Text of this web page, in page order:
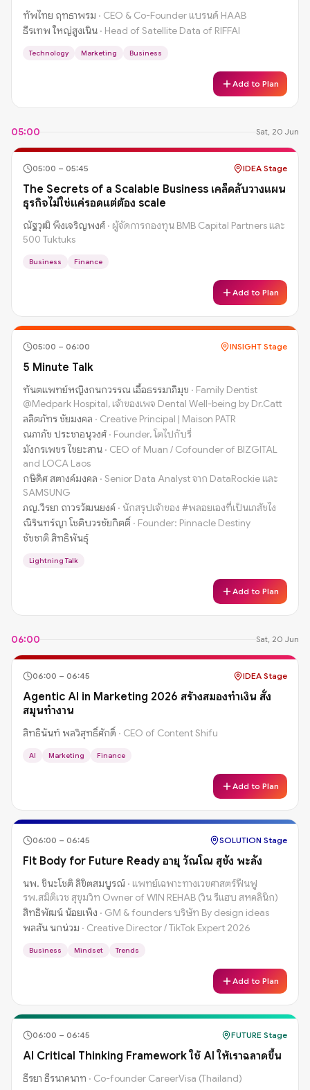
ทัพไทย ฤทธาพรม · CEO & Co-Founder แบรนด์ HAAB
ธีรเทพ ใหญ่สูงเนิน · Head of Satellite Data of RIFFAI
Technology Marketing Business
Add to Plan
05:00 Sat, 20 Jun
05:00 – 05:45 IDEA Stage
The Secrets of a Scalable Business เคล็ดลับวางแผน
ธุรกิจไม่ใช่แค่รอดแต่ต้อง scale
ณัฐวุฒิ พึงเจริญพงศ์ · ผู้จัดการกองทุน BMB Capital Partners และ
500 Tuktuks
Business Finance
Add to Plan
05:00 – 06:00 INSIGHT Stage
5 Minute Talk
ทันตแพทย์หญิงกนกวรรณ เอื้อธรรมาภิมุข · Family Dentist
@Medpark Hospital, เจ้าของเพจ Dental Well-being by Dr.Catt
ลลิตภัทร ชัยมงคล · Creative Principal | Maison PATR
ณภาภัช ประชาอนุวงศ์ · Founder, โตไปกับรี่
มังกรเพชร ไชยะสาน · CEO of Muan / Cofounder of BIZGITAL
and LOCA Laos
กษิดิศ สตางค์มงคล · Senior Data Analyst จาก DataRockie และ
SAMSUNG
ภญ.วีรยา ถาวรวัฒนยงค์ · นักสรุปเจ้าของ #พลอยเองที่เป็นเภสัชไง
ณิรินทร์ญา โชติบวรชัยกิตติ์ · Founder: Pinnacle Destiny
ชัชชาติ สิทธิพันธุ์
Lightning Talk
Add to Plan
06:00 Sat, 20 Jun
06:00 – 06:45 IDEA Stage
Agentic AI in Marketing 2026 สร้างสมองทำเงิน สั่ง
สมุนทำงาน
สิทธินันท์ พลวิสุทธิ์ศักดิ์ · CEO of Content Shifu
AI Marketing Finance
Add to Plan
06:00 – 06:45 SOLUTION Stage
Fit Body for Future Ready อายุ วัณโณ สุขัง พะลัง
นพ. ชินะโชติ ลิขิตสมบูรณ์ · แพทย์เฉพาะทางเวขศาสตร์ฟืนฟู
รพ.สมิติเวช สุขุมวิท Owner of WIN REHAB (วิน รีแฮบ สหคลินิก)
สิทธิพัฒน์ น้อยเพ็ง · GM & founders บริษัท By design ideas
พลสัน นกน่วม · Creative Director / TikTok Expert 2026
Business Mindset Trends
Add to Plan
06:00 – 06:45 FUTURE Stage
AI Critical Thinking Framework ใช้ AI ให้เราฉลาดขึ้น
ธีรยา ธีรนาคนาท · Co-founder CareerVisa (Thailand)